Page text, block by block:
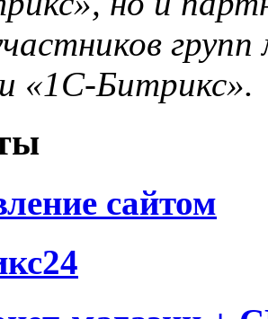
«1С-Битрикс».
сайтом